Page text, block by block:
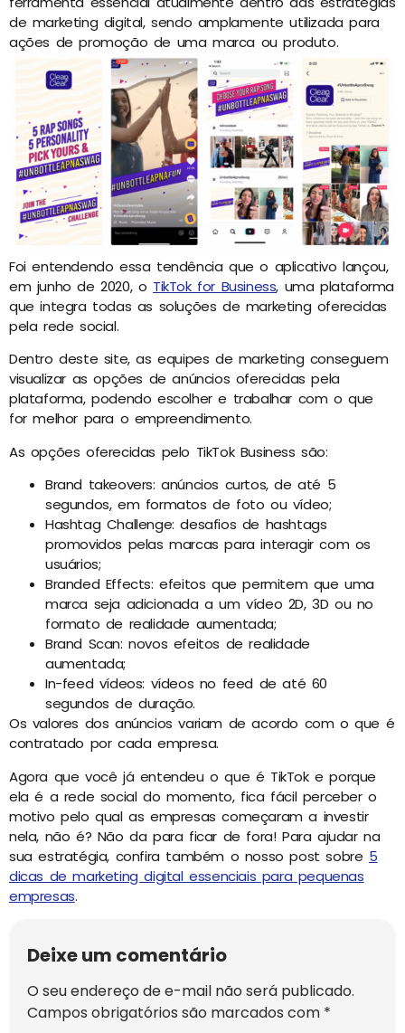
de marketing digital, sendo amplamente utilizada para
ações de promoção de uma marca ou produto.
Foi entendendo essa tendência que o aplicativo lançou,
em junho de 2020, o TikTok for Business, uma plataforma
que integra todas as soluções de marketing oferecidas
pela rede social.
Dentro deste site, as equipes de marketing conseguem
visualizar as opções de anúncios oferecidas pela
plataforma, podendo escolher e trabalhar com o que
for melhor para o empreendimento.
As opções oferecidas pelo TikTok Business são:
Brand takeovers: anúncios curtos, de até 5
segundos, em formatos de foto ou vídeo;
Hashtag Challenge: desafios de hashtags
promovidos pelas marcas para interagir com os
usuários;
Branded Effects: efeitos que permitem que uma
marca seja adicionada a um vídeo 2D, 3D ou no
formato de realidade aumentada;
Brand Scan: novos efeitos de realidade
aumentada;
In-feed vídeos: vídeos no feed de até 60
segundos de duração.
Os valores dos anúncios variam de acordo com o que é
contratado por cada empresa.
Agora que você já entendeu o que é TikTok e porque
ela é a rede social do momento, fica fácil perceber o
motivo pelo qual as empresas começaram a investir
nela, não é? Não da para ficar de fora! Para ajudar na
sua estratégia, confira também o nosso post sobre 5
dicas de marketing digital essenciais para pequenas
empresas.
Deixe um comentário
O seu endereço de e-mail não será publicado.
Campos obrigatórios são marcados com *